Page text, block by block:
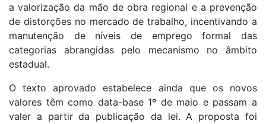
a valorização da mão de obra regional e a prevenção
de distorções no mercado de trabalho, incentivando a
manutenção de níveis de emprego formal das
categorias abrangidas pelo mecanismo no âmbito
estadual.
O texto aprovado estabelece ainda que os novos
valores têm como data-base 1º de maio e passam a
valer a partir da publicação da lei. A proposta foi